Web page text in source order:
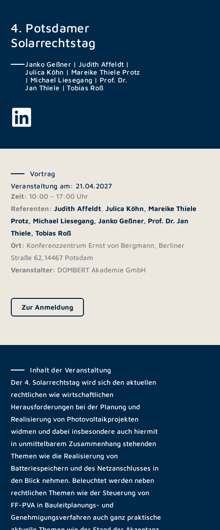
springen
4. Potsdamer
Solarrechtstag
Janko Geßner | Judith Affeldt |
Julica Köhn | Mareike Thiele Protz
| Michael Liesegang | Prof. Dr.
Jan Thiele |Tobias Roß
Vortrag
Veranstaltung am: 21.04.2027
Zeit: 10:00 – 17:00 Uhr
Referenten: Judith Affeldt ,Julica Köhn, Mareike Thiele
Protz, Michael Liesegang, Janko Geßner, Prof. Dr. Jan
Thiele, Tobias Roß
Ort: Konferenzzentrum Ernst von Bergmann, Berliner
Straße 62,14467 Potsdam
Veranstalter: DOMBERT Akademie GmbH
Zur Anmeldung
Inhalt der Veranstaltung
Der 4. Solarrechtstag wird sich den aktuellen
rechtlichen wie wirtschaftlichen
Herausforderungen bei der Planung und
Realisierung von Photovoltaikprojekten
widmen und dabei insbesondere auch hiermit
in unmittelbarem Zusammenhang stehenden
Themen wie die Realisierung von
Batteriespeichern und des Netzanschlusses in
den Blick nehmen. Beleuchtet werden neben
rechtlichen Themen wie der Steuerung von
FF-PVA in Bauleitplanungs- und
Genehmigungsverfahren auch ganz praktische